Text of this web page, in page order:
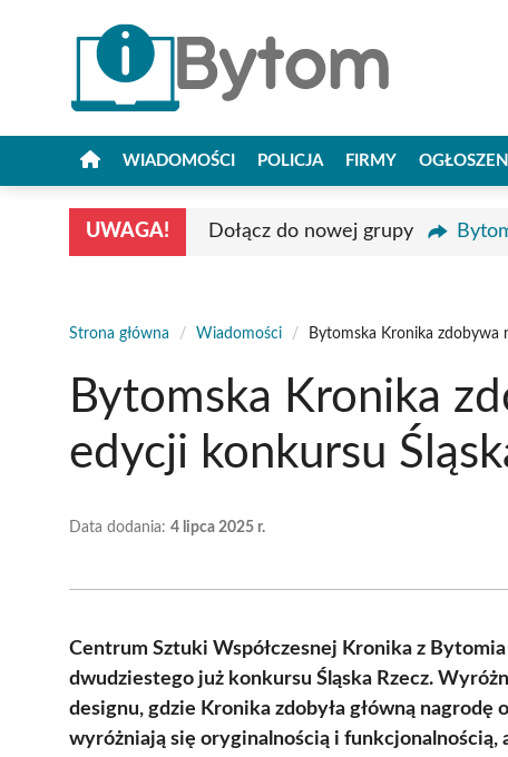
WIADOMOŚCI POLICJA FIRMY
UWAGA! Dołącz do nowej grupy
Strona główna / Wiadomości / Bytomska Kronika zdobywa
Bytomska Kronika
edycji konkursu
Data dodania: 4 lipca 2025 r.
Centrum Sztuki Współczesnej Kronika z
dwudziestego już konkursu Śląska Rzecz.
designu, gdzie Kronika zdobyła główną
wyróżniają się oryginalnością i